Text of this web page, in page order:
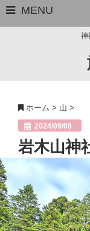
MENU
サイトマップ
管理人のプロフィ
神
ホーム > 山 >
2024/09/08
岩木山神